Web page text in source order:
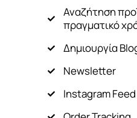
Αναζήτηση
πραγματικό
Δημιουργία
Newsletter
Instagram Feed